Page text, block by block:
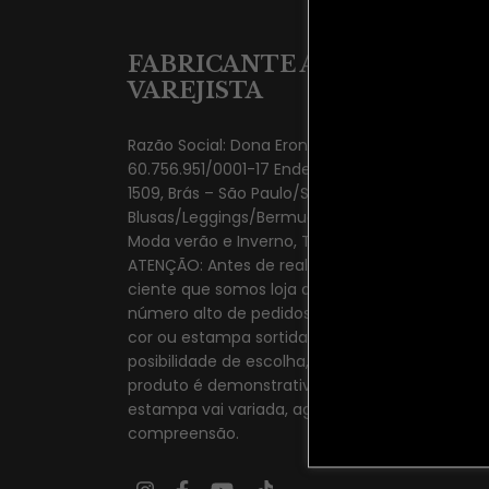
FABRICANTE ATACADISTA
VAREJISTA
Razão Social: Dona Eron Modas LTDA CNPJ:
60.756.951/0001-17 Endereço: Rua João Teodoro,
1509, Brás – São Paulo/SP – CEP 03009-000
Blusas/Leggings/Bermudas/Vestidos/
Moda verão e Inverno, Tam Único ao Plus Size.
ATENÇÃO: Antes de realizar a compra esteja
ciente que somos loja de atacado, temos um
número alto de pedidos, portanto enviamos a
cor ou estampa sortida disponivel, sem
posibilidade de escolha, a imagem de cada
produto é demonstrativa do modelo a cor e
estampa vai variada, agradecemos a
compreensão.